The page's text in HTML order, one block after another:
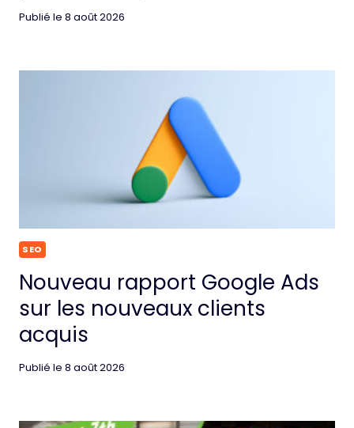
Publié le 8 août 2026
SEO
Nouveau rapport Google Ads
sur les nouveaux clients
acquis
Publié le 8 août 2026